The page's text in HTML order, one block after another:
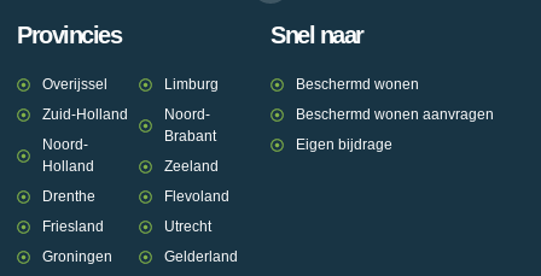
Provincies
Overijssel
Zuid-Holland
Noord-
Holland
Drenthe
Friesland
Groningen
Limburg
Noord-
Brabant
Zeeland
Flevoland
Utrecht
Gelderland
Snel naar
Beschermd wonen
Beschermd wonen aanvragen
Eigen bijdrage